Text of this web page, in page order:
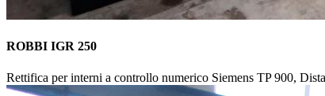
ROBBI IGR 250
Rettifica per interni a controllo numerico Siemens TP 900,